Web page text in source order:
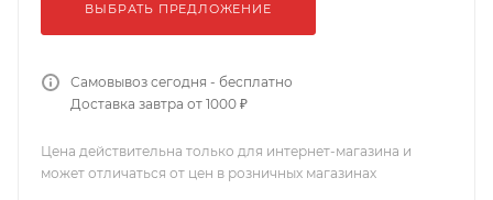
ВЫБРАТЬ ПРЕДЛОЖЕНИЕ
Самовывоз сегодня - бесплатно
Доставка завтра от 1000 ₽
Цена действительна только для интернет-магазина и
может отличаться от цен в розничных магазинах